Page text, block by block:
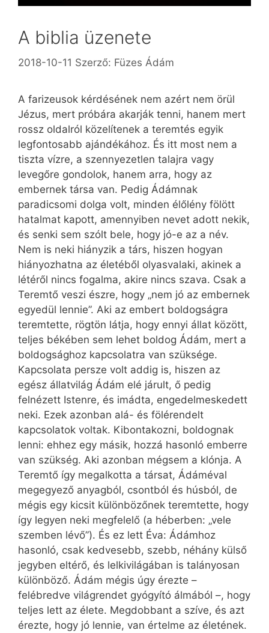
A biblia üzenete
2018-10-11 Szerző: Füzes Ádám
A farizeusok kérdésének nem azért nem örül
Jézus, mert próbára akarják tenni, hanem mert
rossz oldalról közelítenek a teremtés egyik
legfontosabb ajándékához. És itt most nem a
tiszta vízre, a szennyezetlen talajra vagy
levegőre gondolok, hanem arra, hogy az
embernek társa van. Pedig Ádámnak
paradicsomi dolga volt, minden élőlény fölött
hatalmat kapott, amennyiben nevet adott nekik,
és senki sem szólt bele, hogy jó-e az a név.
Nem is neki hiányzik a társ, hiszen hogyan
hiányozhatna az életéből olyasvalaki, akinek a
létéről nincs fogalma, akire nincs szava. Csak a
Teremtő veszi észre, hogy „nem jó az embernek
egyedül lennie”. Aki az embert boldogságra
teremtette, rögtön látja, hogy ennyi állat között,
teljes békében sem lehet boldog Ádám, mert a
boldogsághoz kapcsolatra van szüksége.
Kapcsolata persze volt addig is, hiszen az
egész állatvilág Ádám elé járult, ő pedig
felnézett Istenre, és imádta, engedelmeskedett
neki. Ezek azonban alá- és fölérendelt
kapcsolatok voltak. Kibontakozni, boldognak
lenni: ehhez egy másik, hozzá hasonló emberre
van szükség. Aki azonban mégsem a klónja. A
Teremtő így megalkotta a társat, Ádáméval
megegyező anyagból, csontból és húsból, de
mégis egy kicsit különbözőnek teremtette, hogy
így legyen neki megfelelő (a héberben: „vele
szemben lévő”). És ez lett Éva: Ádámhoz
hasonló, csak kedvesebb, szebb, néhány külső
jegyben eltérő, és lelkivilágában is talányosan
különböző. Ádám mégis úgy érezte –
felébredve világrendet gyógyító álmából –, hogy
teljes lett az élete. Megdobbant a szíve, és azt
érezte, hogy jó lennie, van értelme az életének.